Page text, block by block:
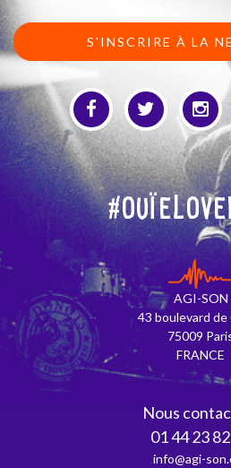
S’INSCRIRE À LA
AGI-SON
43 boulevard de
75009
FRANCE
Nous
01 44 23
info@agi-